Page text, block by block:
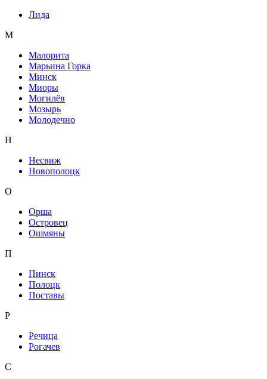
Лида
М
Малорита
Марьина Горка
Минск
Миоры
Могилёв
Мозырь
Молодечно
Н
Несвиж
Новополоцк
О
Орша
Островец
Ошмяны
П
Пинск
Полоцк
Поставы
Р
Речица
Рогачев
С